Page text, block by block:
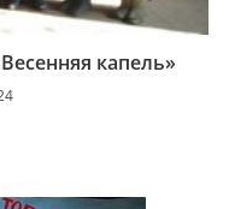
капель»